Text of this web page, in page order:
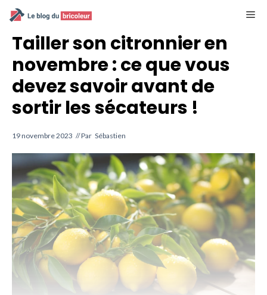
Aller
au
contenu
Tailler son citronnier en
novembre : ce que vous
devez savoir avant de
sortir les sécateurs !
19 novembre 2023 // Par Sébastien